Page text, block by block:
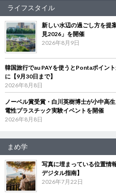
ライフスタイル
新しい水辺の過ごし方を提
見2026」を開催
2026年8月9日
韓国旅行でau PAYを使うとPontaポイン
に【9月30日まで】
2026年8月8日
ノーベル賞受賞・白川英樹博士が小中高
電性プラスチック実験イベントを開催
2026年8月8日
まめ学
写真に埋まっている位置
デジタル指南】
2026年7月22日